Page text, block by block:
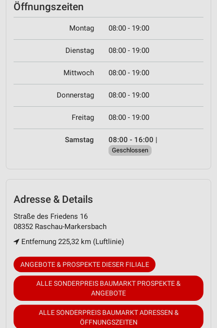
Öffnungszeiten
Montag 08:00 - 19:00
Dienstag 08:00 - 19:00
Mittwoch 08:00 - 19:00
Donnerstag 08:00 - 19:00
Freitag 08:00 - 19:00
Samstag 08:00 - 16:00 |
Geschlossen
Adresse & Details
Straße des Friedens 16
08352 Raschau-Markersbach
Entfernung 225,32 km (Luftlinie)
ANGEBOTE & PROSPEKTE DIESER FILIALE
ALLE SONDERPREIS BAUMARKT PROSPEKTE &
ANGEBOTE
ALLE SONDERPREIS BAUMARKT ADRESSEN &
ÖFFNUNGSZEITEN